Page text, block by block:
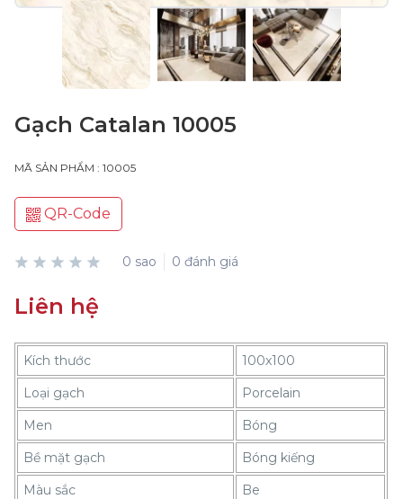
Gạch Catalan 10005
MÃ SẢN PHẨM : 10005
QR-Code
0 sao 0 đánh giá
Liên hệ
Kích thước
100x100
Loại gạch
Porcelain
Men
Bóng
Bề mặt gạch
Bóng kiếng
Màu sắc
Be